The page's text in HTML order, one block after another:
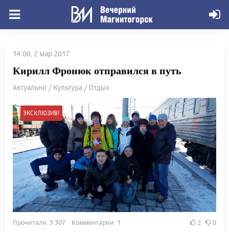
14:00, 2 мар 2017
Кирилл Фронюк отправился в путь
Актуально / Культура / Отдых
ЭКСКЛЮЗИВ!
Прочитали: 5 307 Комментарии: 1 2 0